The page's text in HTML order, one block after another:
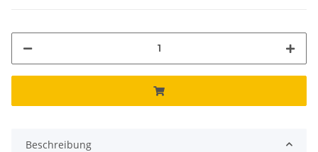
Beschreibung